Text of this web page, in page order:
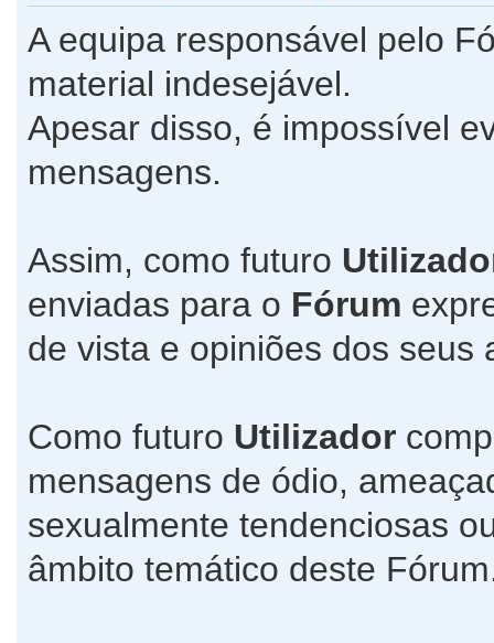
A equipa responsável pelo
material indesejável.
Apesar disso, é impossível
mensagens.
Assim, como futuro
enviadas para o Fórum
de vista e opiniões dos seus
Como futuro Utilizador
mensagens de ódio,
sexualmente tendenciosas
âmbito temático deste